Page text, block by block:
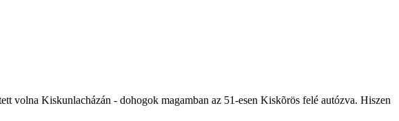
volna Kiskunlacházán - dohogok magamban az 51-esen Kiskõrös felé autózva. Hiszen